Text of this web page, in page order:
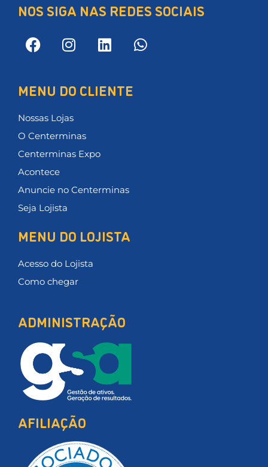
NOS SIGA NAS REDES SOCIAIS
MENU DO CLIENTE
Nossas Lojas
O Centerminas
Centerminas Expo
Acontece
Anuncie no Centerminas
Seja Lojista
MENU DO LOJISTA
Acesso do Lojista
Como chegar
ADMINISTRAÇÃO
AFILIAÇÃO